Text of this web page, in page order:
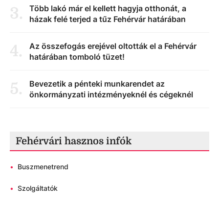
3.
Több lakó már el kellett hagyja otthonát, a
házak felé terjed a tűz Fehérvár határában
4.
Az összefogás erejével oltották el a Fehérvár
határában tomboló tüzet!
5.
Bevezetik a pénteki munkarendet az
önkormányzati intézményeknél és cégeknél
Fehérvári hasznos infók
• Buszmenetrend
• Szolgáltatók